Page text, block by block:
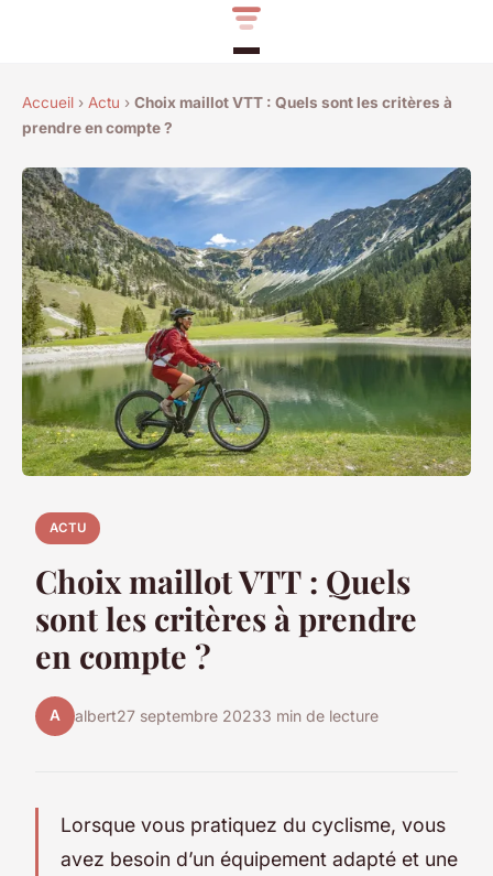
Accueil › Actu › Choix maillot VTT : Quels sont les critères à
prendre en compte ?
ACTU
Choix maillot VTT : Quels
sont les critères à prendre
en compte ?
A albert27 septembre 20233 min de lecture
Lorsque vous pratiquez du cyclisme, vous
avez besoin d’un équipement adapté et une